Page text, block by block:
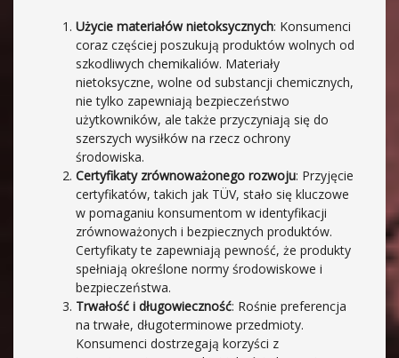
Użycie materiałów nietoksycznych: Konsumenci
coraz częściej poszukują produktów wolnych od
szkodliwych chemikaliów. Materiały
nietoksyczne, wolne od substancji chemicznych,
nie tylko zapewniają bezpieczeństwo
użytkowników, ale także przyczyniają się do
szerszych wysiłków na rzecz ochrony
środowiska.
Certyfikaty zrównoważonego rozwoju: Przyjęcie
certyfikatów, takich jak TÜV, stało się kluczowe
w pomaganiu konsumentom w identyfikacji
zrównoważonych i bezpiecznych produktów.
Certyfikaty te zapewniają pewność, że produkty
spełniają określone normy środowiskowe i
bezpieczeństwa.
Trwałość i długowieczność: Rośnie preferencja
na trwałe, długoterminowe przedmioty.
Konsumenci dostrzegają korzyści z